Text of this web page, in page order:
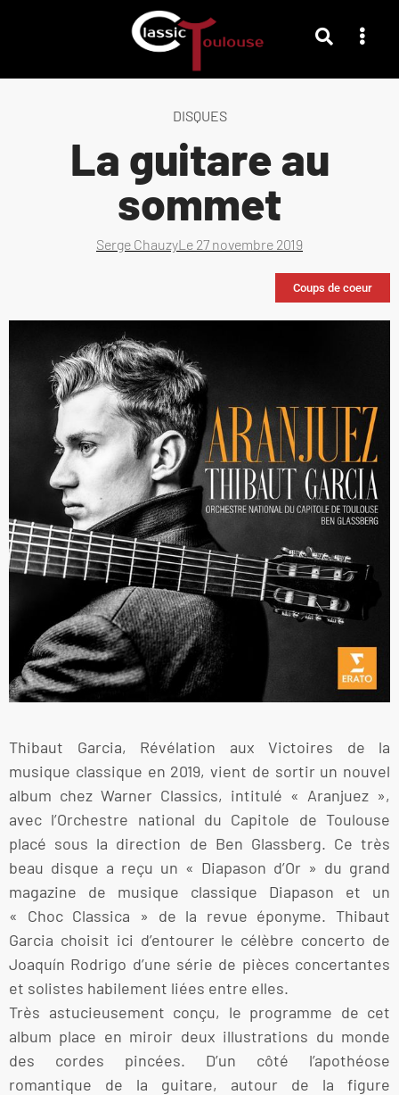
DISQUES
La guitare au
sommet
Serge ChauzyLe 27 novembre 2019
Coups de coeur
Thibaut Garcia, Révélation aux Victoires de la
musique classique en 2019, vient de sortir un nouvel
album chez Warner Classics, intitulé « Aranjuez »,
avec l’Orchestre national du Capitole de Toulouse
placé sous la direction de Ben Glassberg. Ce très
beau disque a reçu un « Diapason d’Or » du grand
magazine de musique classique Diapason et un
« Choc Classica » de la revue éponyme. Thibaut
Garcia choisit ici d’entourer le célèbre concerto de
Joaquín Rodrigo d’une série de pièces concertantes
et solistes habilement liées entre elles.
Très astucieusement conçu, le programme de cet
album place en miroir deux illustrations du monde
des cordes pincées. D’un côté l’apothéose
romantique de la guitare, autour de la figure